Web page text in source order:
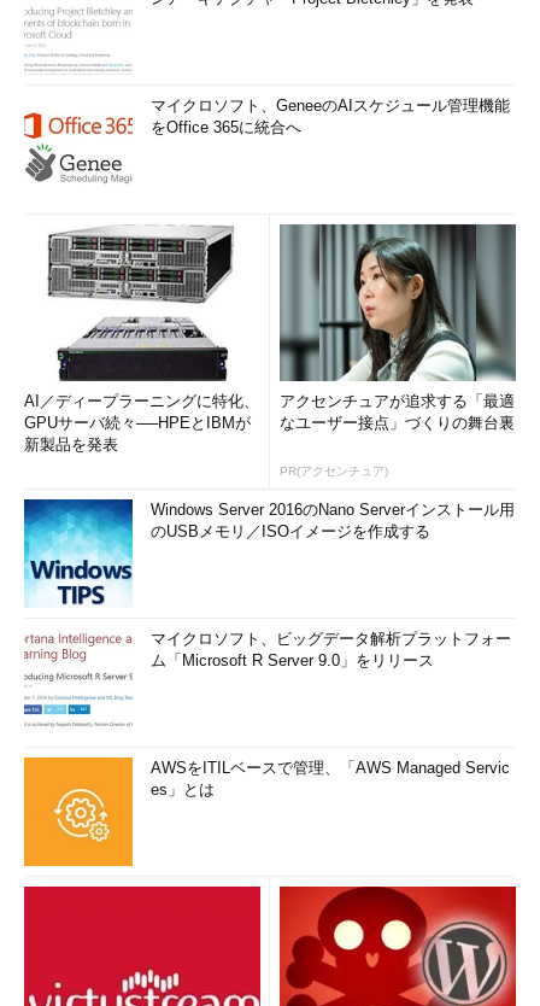
画面4 バックアップからリストアしたところ青字のxfsre
storehousekeepingdirは、リストアの状態を管理するディ
レクトリで-rオプション指定時に作成される。
筆者紹介
西村 めぐみ（にしむら めぐみ）
PC-9801NからのDOSユーザー。PC-486DX時代にDOS版UNIX-
フトウェアの開発およびサポート業務を担当。著書に『図解で
わかるLinux』『らぶらぶLinuxシリーズ』『Accessではじめる
データベース超入門［改訂2版］』『macOSコマンド入門』な
よびMicrosoft Office関連の教材作成およびeラーニング指導を
担当。
マイクロソフト、GeneeのAIスケジュール管理機能
をOffice 365に統合へ
AI／ディープラーニングに特化、
GPUサーバ続々──HPEとIBMが
新製品を発表
アクセンチュアが追求する「最適
なユーザー接点」づくりの舞台裏
PR(アクセンチュア)
Windows Server 2016のNano Serverインストール用
のUSBメモリ／ISOイメージを作成する
マイクロソフト、ビッグデータ解析プラットフォー
ム「Microsoft R Server 9.0」をリリース
AWSをITILベースで管理、「AWS Managed Servic
es」とは